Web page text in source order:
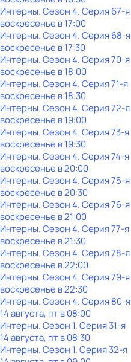
Интерны. Сезон 4. Серия 67-я
воскресенье в17:00
Интерны. Сезон 4. Серия 68-я
воскресенье в17:30
Интерны. Сезон 4. Серия 70-я
воскресенье в18:00
Интерны. Сезон 4. Серия 71-я
воскресенье в18:30
Интерны. Сезон 4. Серия 72-я
воскресенье в19:00
Интерны. Сезон 4. Серия 73-я
воскресенье в19:30
Интерны. Сезон 4. Серия 74-я
воскресенье в20:00
Интерны. Сезон 4. Серия 75-я
воскресенье в20:30
Интерны. Сезон 4. Серия 76-я
воскресенье в21:00
Интерны. Сезон 4. Серия 77-я
воскресенье в21:30
Интерны. Сезон 4. Серия 78-я
воскресенье в22:00
Интерны. Сезон 4. Серия 79-я
воскресенье в22:30
Интерны. Сезон 4. Серия 80-я
14 августа, пт в 08:00
Интерны. Сезон 1. Серия 31-я
14 августа, пт в 08:30
Интерны. Сезон 1. Серия 32-я